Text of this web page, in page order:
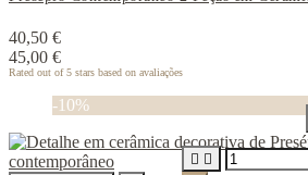
40,50 €
45,00 €
Rated out of 5 stars based on avaliações
-10%
 